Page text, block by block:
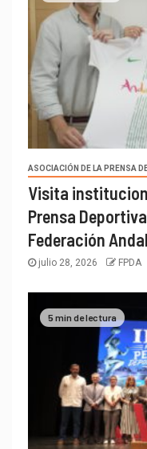
ASOCIACIÓN DE LA PRENSA
Visita
Prensa
Federación
julio 28, 2026 FPDA
5 min de lectura